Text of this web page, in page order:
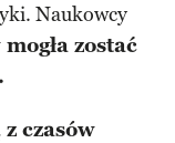
Naukowcy
zostać
czasów